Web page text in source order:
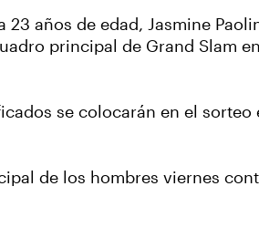
años de edad, Jasmine
principal de Grand Slam
se colocarán en el sorteo
de los hombres viernes